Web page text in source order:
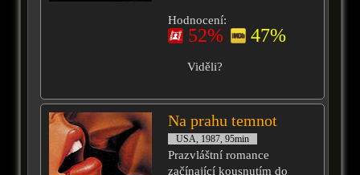
Hodnocení:
52% 47%
Viděli?
Na prahu temnot
USA, 1987, 95min
Prazvláštní romance
začínající kousnutím do